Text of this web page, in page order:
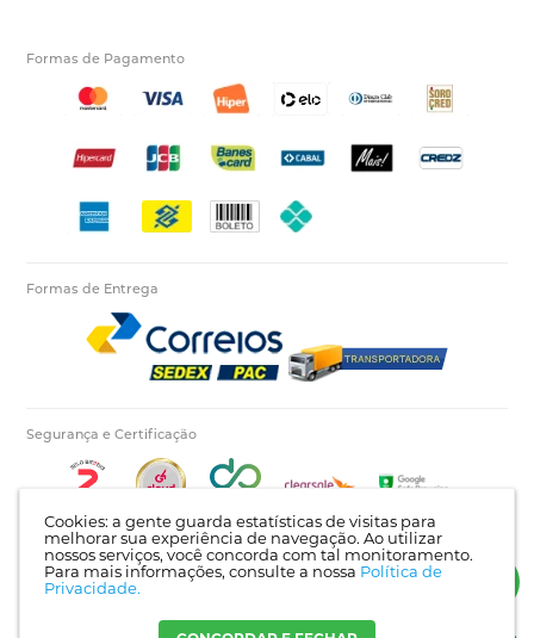
Cookies: a gente guarda estatísticas de visitas para
melhorar sua experiência de navegação. Ao utilizar
nossos serviços, você concorda com tal monitoramento.
Para mais informações, consulte a nossa Política de
Privacidade.
Formas de Pagamento
Formas de Entrega
Segurança e Certificação
Autopecas Tiete LTDA - CNPJ: 60.840.768/0001-03 | Rua Itajaí, 624 - Bairro Tietê |
Londrina - PR | CEP: 86025-450 |